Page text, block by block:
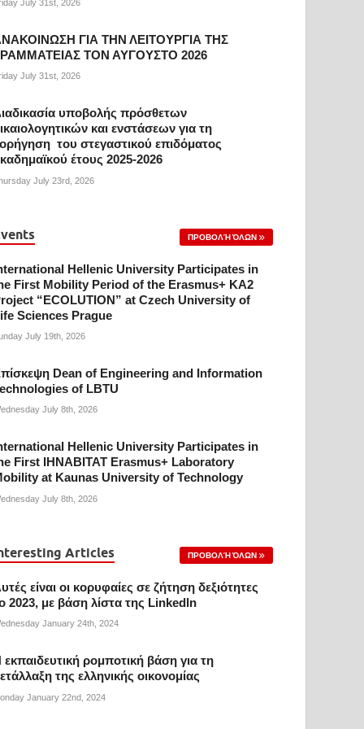
July 31st, 2026
ΓΙΑ ΤΗΝ ΛΕΙΤΟΥΡΓΙΑ ΤΗΣ
ΤΟΝ ΑΥΓΟΥΣΤΟ 2026
July 31st, 2026
υποβολής πρόσθετων
και ενστάσεων για τη
του στεγαστικού επιδόματος
έτους 2025-2026
July 23rd, 2026
ΠΡΟΒΟΛΉ ΌΛΩΝ
Hellenic University Participates in
First Mobility Period of the Erasmus+ KA2
“ECOLUTION” at Czech University of
Sciences Prague
July 19th, 2026
Dean of Engineering and Information
of LBTU
July 8th, 2026
Hellenic University Participates in
First IHNABITAT Erasmus+ Laboratory
at Kaunas University of Technology
July 8th, 2026
Articles ΠΡΟΒΟΛΉ ΌΛΩΝ
είναι οι κορυφαίες σε ζήτηση δεξιότητες
2023, με βάση λίστα της Linkedln
January 24th, 2024
εκπαιδευτική ρομποτική βάση για τη
της ελληνικής οικονομίας
January 22nd, 2024